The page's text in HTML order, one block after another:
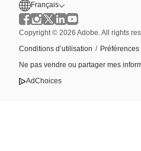
Français
Copyright © 2026 Adobe. All rights
Conditions d’utilisation /
Ne pas vendre ou partager mes
AdChoices